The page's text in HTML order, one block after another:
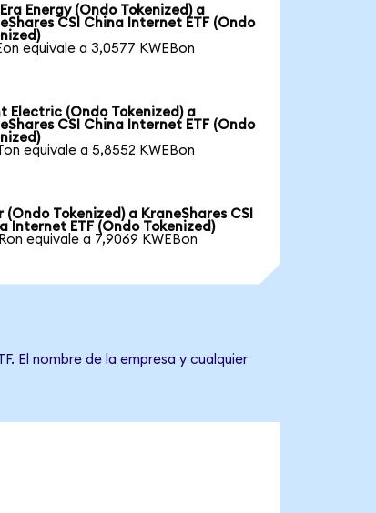
Energy (Ondo Tokenized) a
CSI China Internet ETF (Ondo
equivale a 3,0577 KWEBon
Electric (Ondo Tokenized) a
CSI China Internet ETF (Ondo
equivale a 5,8552 KWEBon
(Ondo Tokenized) a KraneShares CSI
Internet ETF (Ondo Tokenized)
equivale a 7,9069 KWEBon
El nombre de la empresa y cualquier